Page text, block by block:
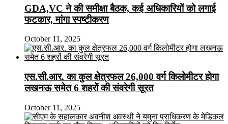
GDA,VC ने की समीक्षा बैठक, कई अधिकारियों को लगाई
फटकार, मांगा स्पष्टीकरण
October 11, 2025
एस.सी.आर. का कुल क्षेत्रफल 26,000 वर्ग किलोमीटर होगा
लखनऊ समेत 6 शहरों की संवरेगी सूरत
October 11, 2025